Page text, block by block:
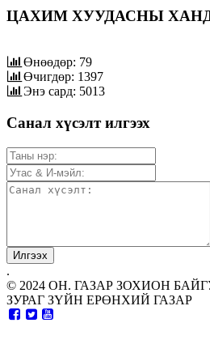
ЦАХИМ ХУУДАСНЫ
Өнөөдөр: 79
Өчигдөр: 1397
Энэ сард: 5013
Санал хүсэлт илгээх
.
© 2024 ОН. ГАЗАР ЗОХИОН
ЗУРАГ ЗҮЙН ЕРӨНХИЙ ГАЗАР